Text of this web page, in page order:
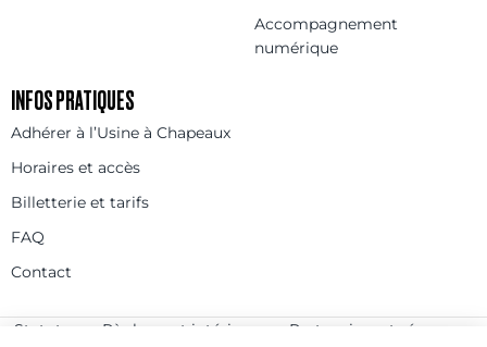
Accompagnement
numérique
INFOS PRATIQUES
Adhérer à l’Usine à Chapeaux
Horaires et accès
Billetterie et tarifs
FAQ
Contact
Statuts Règlement intérieur
Partenaires et réseaux